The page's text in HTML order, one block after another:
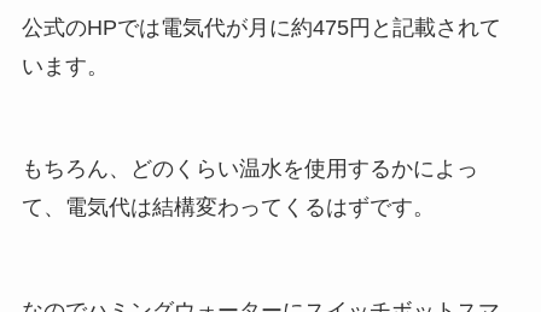
公式のHPでは電気代が月に約475円と記載されて
います。
もちろん、どのくらい温水を使用するかによっ
て、電気代は結構変わってくるはずです。